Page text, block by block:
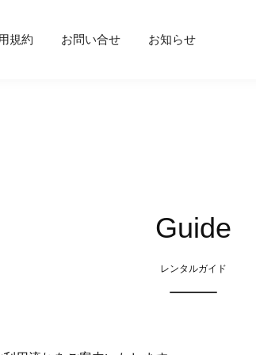
規約 お問い合せ お知らせ
Guide
レンタルガイド